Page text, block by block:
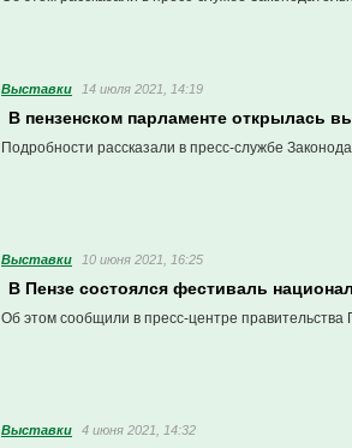
Выставки 14 июля 2021, 14:19
В пензенском парламенте открылась
Подробности рассказали в пресс-службе
Выставки 10 июня 2021, 16:25
В Пензе состоялся фестиваль
Об этом сообщили в пресс-центре правительства
Выставки 4 июня 2021, 14:32